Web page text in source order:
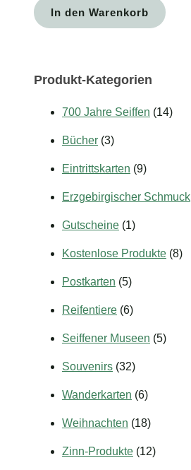
In den Warenkorb
Produkt-Kategorien
700 Jahre Seiffen (14)
Bücher (3)
Eintrittskarten (9)
Erzgebirgischer Schmuck
Gutscheine (1)
Kostenlose Produkte (8)
Postkarten (5)
Reifentiere (6)
Seiffener Museen (5)
Souvenirs (32)
Wanderkarten (6)
Weihnachten (18)
Zinn-Produkte (12)